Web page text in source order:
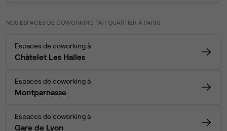
NOS ESPACES DE COWORKING PAR QUARTIER À PARIS
Espaces de coworking à
Châtelet Les Halles
Espaces de coworking à
Montparnasse
Espaces de coworking à
Gare de Lyon